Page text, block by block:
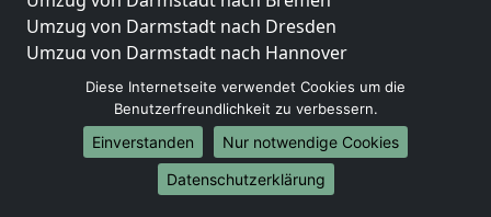
Umzug von Darmstadt nach Dresden
Umzug von Darmstadt nach Hannover
Umzug von Darmstadt nach Nürnberg
Umzug von Darmstadt nach Duisburg
Umzug von Darmstadt nach Bochum
Umzug von Darmstadt nach Wuppertal
Umzug von Darmstadt nach Bielefeld
Diese Internetseite verwendet Cookies um die
Benutzerfreundlichkeit zu verbessern.
Einverstanden
Nur notwendige Cookies
Datenschutzerklärung